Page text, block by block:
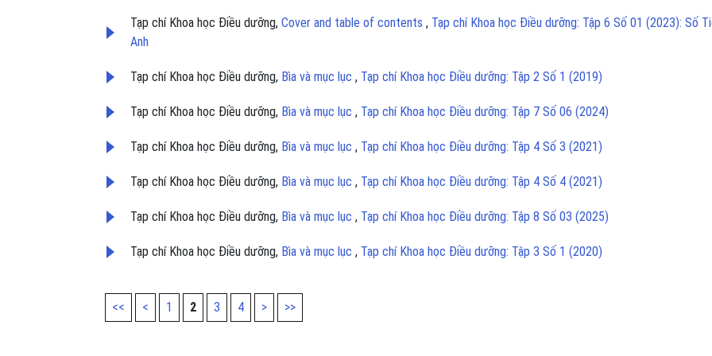
Tạp chí Khoa học Điều dưỡng, Cover and table of contents , Tạp chí Khoa học Điều dưỡng: Tập 6 Số 01 (2023): Số
Anh
Tạp chí Khoa học Điều dưỡng, Bìa và mục lục , Tạp chí Khoa học Điều dưỡng: Tập 2 Số 1 (2019)
Tạp chí Khoa học Điều dưỡng, Bìa và mục lục , Tạp chí Khoa học Điều dưỡng: Tập 7 Số 06 (2024)
Tạp chí Khoa học Điều dưỡng, Bìa và mục lục , Tạp chí Khoa học Điều dưỡng: Tập 4 Số 3 (2021)
Tạp chí Khoa học Điều dưỡng, Bìa và mục lục , Tạp chí Khoa học Điều dưỡng: Tập 4 Số 4 (2021)
Tạp chí Khoa học Điều dưỡng, Bìa và mục lục , Tạp chí Khoa học Điều dưỡng: Tập 8 Số 03 (2025)
Tạp chí Khoa học Điều dưỡng, Bìa và mục lục , Tạp chí Khoa học Điều dưỡng: Tập 3 Số 1 (2020)
<< < 1 2 3 4 > >>